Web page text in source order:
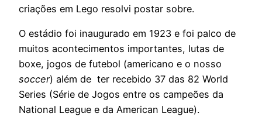
criações em Lego resolvi postar sobre.
O estádio foi inaugurado em 1923 e foi palco de
muitos acontecimentos importantes, lutas de
boxe, jogos de futebol (americano e o nosso
soccer) além de ter recebido 37 das 82 World
Series (Série de Jogos entre os campeões da
National League e da American League).